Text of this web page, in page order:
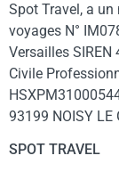
Spot Travel, a un
voyages N°
Versailles
Civile
93199 NOISY LE
SPOT TRAVEL